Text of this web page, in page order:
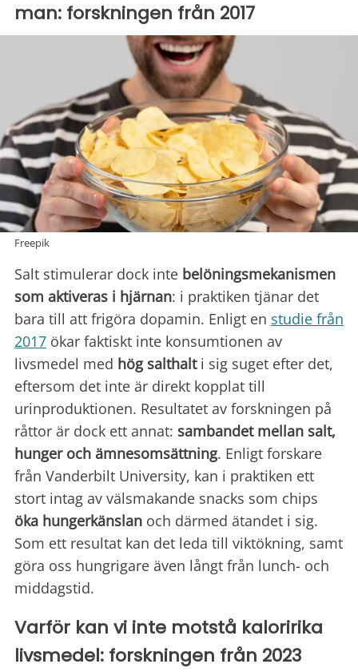
man: forskningen från 2017
Freepik
Salt stimulerar dock inte belöningsmekanismen
som aktiveras i hjärnan: i praktiken tjänar det
bara till att frigöra dopamin. Enligt en studie från
2017 ökar faktiskt inte konsumtionen av
livsmedel med hög salthalti sig suget efter det,
eftersom det inte är direkt kopplat till
urinproduktionen. Resultatet av forskningen på
råttor är dock ett annat: sambandet mellan salt,
hunger och ämnesomsättning. Enligt forskare
från Vanderbilt University, kan i praktiken ett
stort intag av välsmakande snacks som chips
öka hungerkänslan och därmed ätandet i sig.
Som ett resultat kan det leda till viktökning, samt
göra oss hungrigare även långt från lunch- och
middagstid.
Varför kan vi inte motstå kaloririka
livsmedel: forskningen från 2023